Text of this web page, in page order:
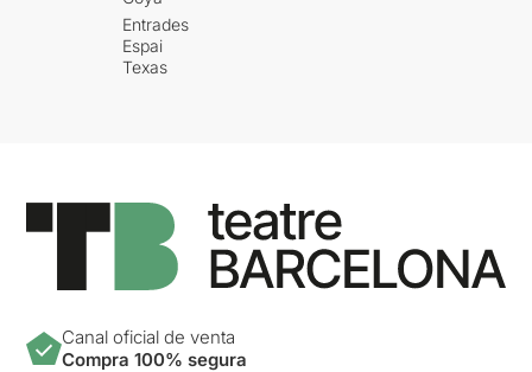
Entrades
Espai
Texas
Canal oficial de venta
Compra 100% segura